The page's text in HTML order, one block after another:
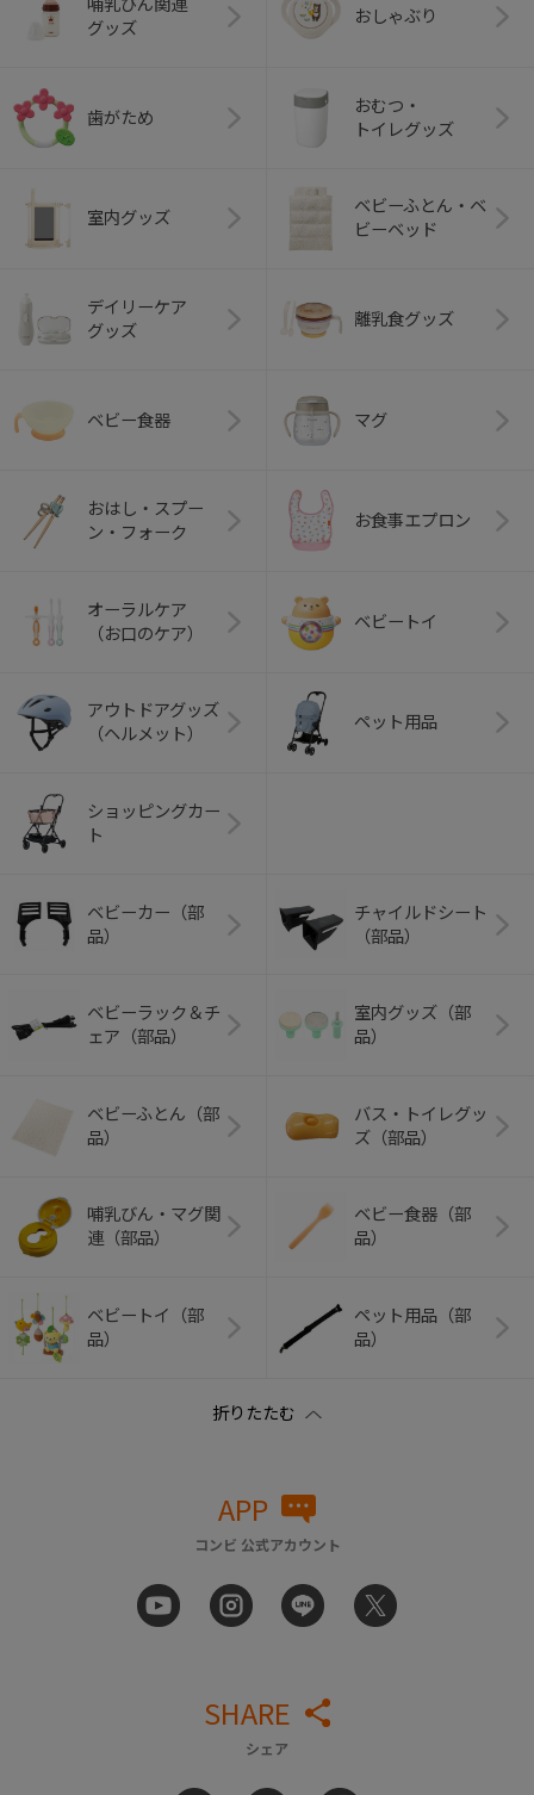
哺乳びん関連
グッズ
おしゃぶり
歯がため
おむつ・
トイレグッズ
室内グッズ
ベビーふとん・ベ
ビーベッド
デイリーケア
グッズ
離乳食グッズ
ベビー食器 マグ
おはし・スプー
ン・フォーク
お食事エプロン
オーラルケア
（お口のケア）
ベビートイ
アウトドアグッズ
（ヘルメット）
ペット用品
ショッピングカー
ト
ベビーカー（部
品）
チャイルドシート
（部品）
ベビーラック＆チ
ェア（部品）
室内グッズ（部
品）
ベビーふとん（部
品）
バス・トイレグッ
ズ（部品）
哺乳びん・マグ関
連（部品）
ベビー食器（部
品）
ベビートイ（部
品）
ペット用品（部
品）
APP
コンビ 公式アカウント
SHARE
シェア